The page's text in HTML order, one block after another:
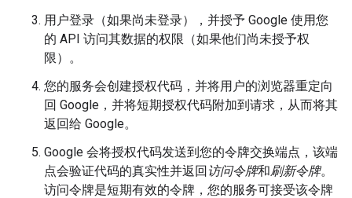
用户登录（如果尚未登录），并授予 Google 使用您
的 API 访问其数据的权限（如果他们尚未授予权
限）。
您的服务会创建授权代码，并将用户的浏览器重定向
回 Google，并将短期授权代码附加到请求，从而将其
返回给 Google。
Google 会将授权代码发送到您的令牌交换端点，该端
点会验证代码的真实性并返回 访问令牌和刷新令牌。
访问令牌是短期有效的令牌，您的服务可接受该令牌